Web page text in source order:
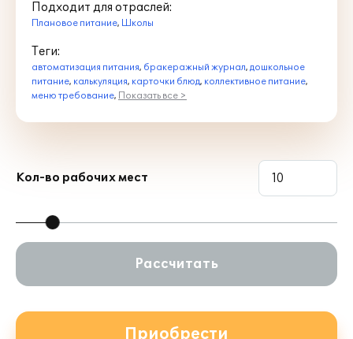
Подходит для отраслей:
Плановое питание, Школы
Теги:
автоматизация питания, бракеражный журнал, дошкольное
питание, калькуляция, карточки блюд, коллективное питание,
меню требование, Показать все >
Кол-во рабочих мест
Рассчитать
Приобрести